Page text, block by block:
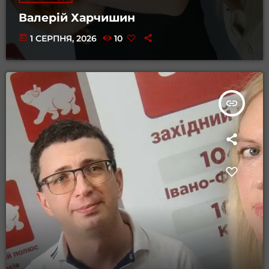
Валерій Харчишин
today 1 СЕРПНЯ, 2026 10
insert_link